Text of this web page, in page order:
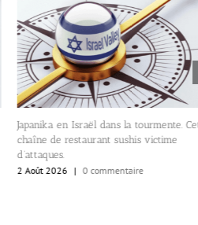
Japanika en Israël dans la tourmente.
chaîne de restaurant sushis victime
d’attaques.
2 Août 2026 | 0 commentaire